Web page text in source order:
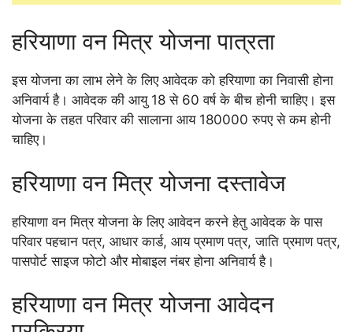
हरियाणा वन मित्र योजना पात्रता
इस योजना का लाभ लेने के लिए आवेदक को हरियाणा का निवासी होना
अनिवार्य है। आवेदक की आयु 18 से 60 वर्ष के बीच होनी चाहिए। इस
योजना के तहत परिवार की सालाना आय 180000 रुपए से कम होनी
चाहिए।
हरियाणा वन मित्र योजना दस्तावेज
हरियाणा वन मित्र योजना के लिए आवेदन करने हेतु आवेदक के पास
परिवार पहचान पत्र, आधार कार्ड, आय प्रमाण पत्र, जाति प्रमाण पत्र,
पासपोर्ट साइज फोटो और मोबाइल नंबर होना अनिवार्य है।
हरियाणा वन मित्र योजना आवेदन